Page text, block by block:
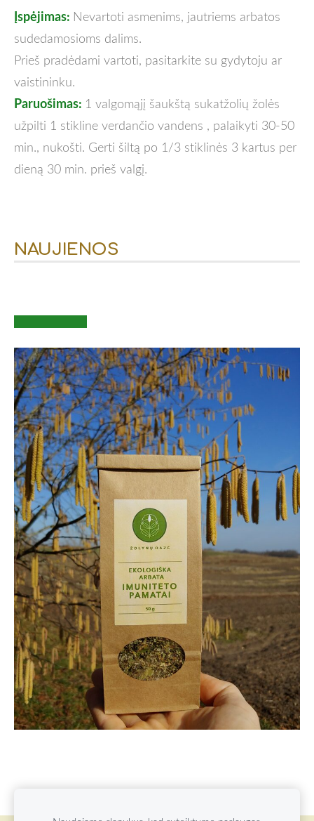
NAUJIENOS
Įspėjimas: Nevartoti asmenims, jautriems arbatos
sudedamosioms dalims.
Prieš pradėdami vartoti, pasitarkite su gydytoju ar
vaistininku.
Paruošimas: 1 valgomąjį šaukštą sukatžolių žolės
užpilti 1 stikline verdančio vandens , palaikyti 30-50
min., nukošti. Gerti šiltą po 1/3 stiklinės 3 kartus per
dieną 30 min. prieš valgį.